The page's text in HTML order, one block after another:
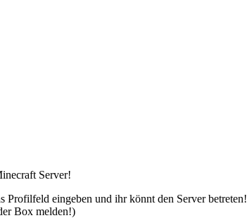
Server!
Profilfeld eingeben und ihr könnt den Server betreten!
Box melden!)